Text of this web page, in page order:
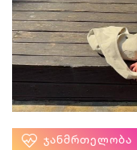
ᲯᲐᲜᲛᲠᲗᲔᲚᲝᲑᲐ